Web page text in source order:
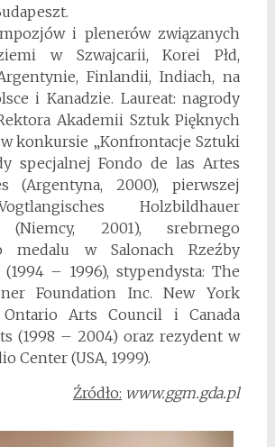
i plenerów związanych
w Szwajcarii, Korei Płd,
Finlandii, Indiach, na
i Kanadzie. Laureat: nagrody
Akademii Sztuk Pięknych
konkursie „Konfrontacje Sztuki
specjalnej Fondo de las Artes
(Argentyna, 2000), pierwszej
Holzbildhauer
(Niemcy, 2001), srebrnego
medalu w Salonach Rzeźby
(1994 – 1996), stypendysta: The
Foundation Inc. New York
Ontario Arts Council i Canada
(1998 – 2004) oraz rezydent w
Center (USA, 1999).
Źródło: www.ggm.gda.pl